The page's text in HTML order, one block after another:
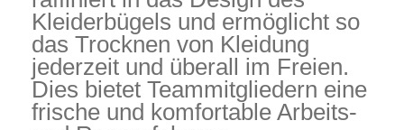
Kleiderbügels und ermöglicht so
das Trocknen von Kleidung
jederzeit und überall im Freien.
Dies bietet Teammitgliedern eine
frische und komfortable Arbeits-